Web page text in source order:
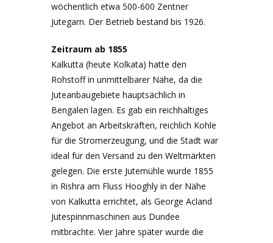
wöchentlich etwa 500-600 Zentner
Jutegarn. Der Betrieb bestand bis 1926.
Zeitraum ab 1855
Kalkutta (heute Kolkata) hatte den
Rohstoff in unmittelbarer Nähe, da die
Juteanbaugebiete hauptsächlich in
Bengalen lagen. Es gab ein reichhaltiges
Angebot an Arbeitskräften, reichlich Kohle
für die Stromerzeugung, und die Stadt war
ideal für den Versand zu den Weltmärkten
gelegen. Die erste Jutemühle wurde 1855
in Rishra am Fluss Hooghly in der Nähe
von Kalkutta errichtet, als George Acland
Jutespinnmaschinen aus Dundee
mitbrachte. Vier Jahre später wurde die